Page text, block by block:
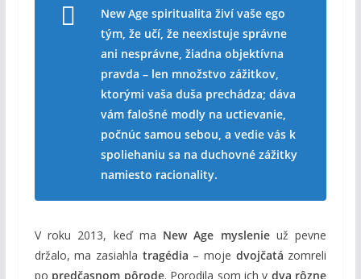
New Age spiritualita živí vaše ego
tým, že učí, že neexistuje správne
ani nesprávne, žiadna objektívna
pravda – len množstvo zážitkov,
ktorými vaša duša prechádza; dáva
vám falošné modly na uctievanie,
počnúc samou sebou, a vedie vás k
spoliehaniu sa na duchovné zážitky
namiesto racionality.
V roku 2013, keď ma New Age myslenieuž pevne
držalo, ma zasiahla tragédia – moje dvojčatá zomreli
po predčasnom pôrode. Porodila som ich v dva rôzne